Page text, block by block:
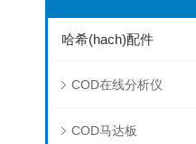
哈希(hach)配件
COD在线分析仪
COD马达板